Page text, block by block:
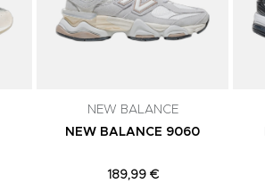
NEW BALANCE
NEW BALANCE 9060
189,99 €